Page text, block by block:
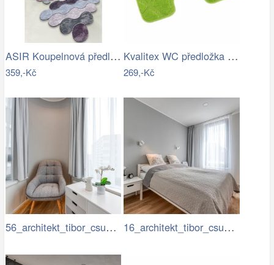
ASIR Koupelnová předložka CIRCLE…
359,-Kč
Kvalitex WC předložka Elipsy zelená, 60…
269,-Kč
56_architekt_tibor_csukas_byty_Luka.jpg 16_architekt_tibor_csukas_byty_Luka.jpg